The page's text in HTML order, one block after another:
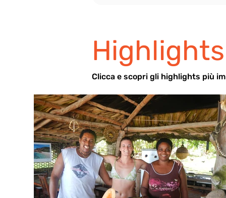
Clicca e scopri gli highlights più